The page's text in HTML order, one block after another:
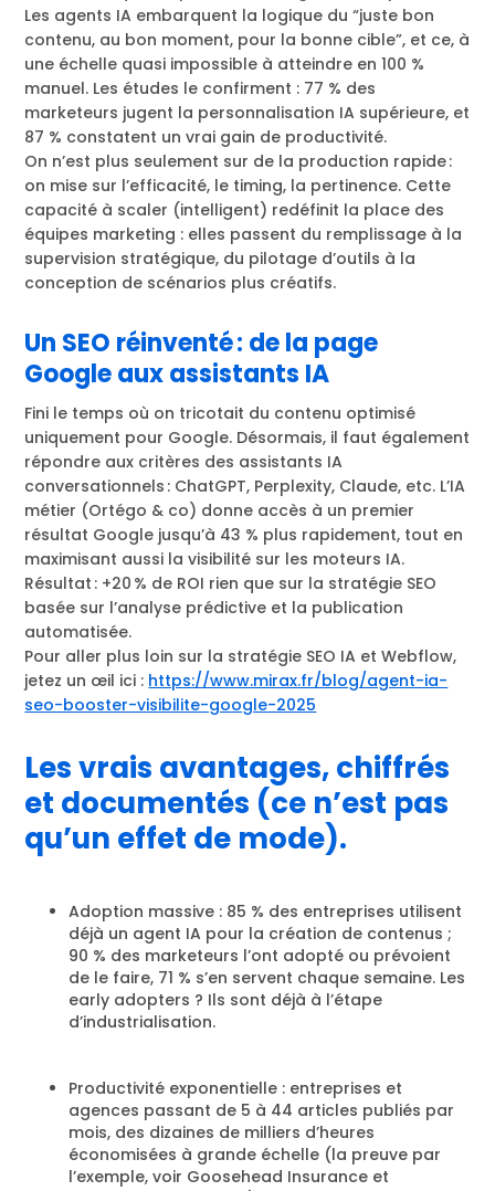
Les agents IA embarquent la logique du “juste bon
contenu, au bon moment, pour la bonne cible”, et ce, à
une échelle quasi impossible à atteindre en 100 %
manuel. Les études le confirment : 77 % des
marketeurs jugent la personnalisation IA supérieure, et
87 % constatent un vrai gain de productivité.
On n’est plus seulement sur de la production rapide :
on mise sur l’efficacité, le timing, la pertinence. Cette
capacité à scaler (intelligent) redéfinit la place des
équipes marketing : elles passent du remplissage à la
supervision stratégique, du pilotage d’outils à la
conception de scénarios plus créatifs.
Un SEO réinventé : de la page
Google aux assistants IA
Fini le temps où on tricotait du contenu optimisé
uniquement pour Google. Désormais, il faut également
répondre aux critères des assistants IA
conversationnels : ChatGPT, Perplexity, Claude, etc. L’IA
métier (Ortégo & co) donne accès à un premier
résultat Google jusqu’à 43 % plus rapidement, tout en
maximisant aussi la visibilité sur les moteurs IA.
Résultat : +20 % de ROI rien que sur la stratégie SEO
basée sur l’analyse prédictive et la publication
automatisée.
Pour aller plus loin sur la stratégie SEO IA et Webflow,
jetez un œil ici : https://www.mirax.fr/blog/agent-ia-
seo-booster-visibilite-google-2025
Les vrais avantages, chiffrés
et documentés (ce n’est pas
qu’un effet de mode).
Adoption massive : 85 % des entreprises utilisent
déjà un agent IA pour la création de contenus ;
90 % des marketeurs l’ont adopté ou prévoient
de le faire, 71 % s’en servent chaque semaine. Les
early adopters ? Ils sont déjà à l’étape
d’industrialisation.
Productivité exponentielle : entreprises et
agences passant de 5 à 44 articles publiés par
mois, des dizaines de milliers d’heures
économisées à grande échelle (la preuve par
l’exemple, voir Goosehead Insurance et